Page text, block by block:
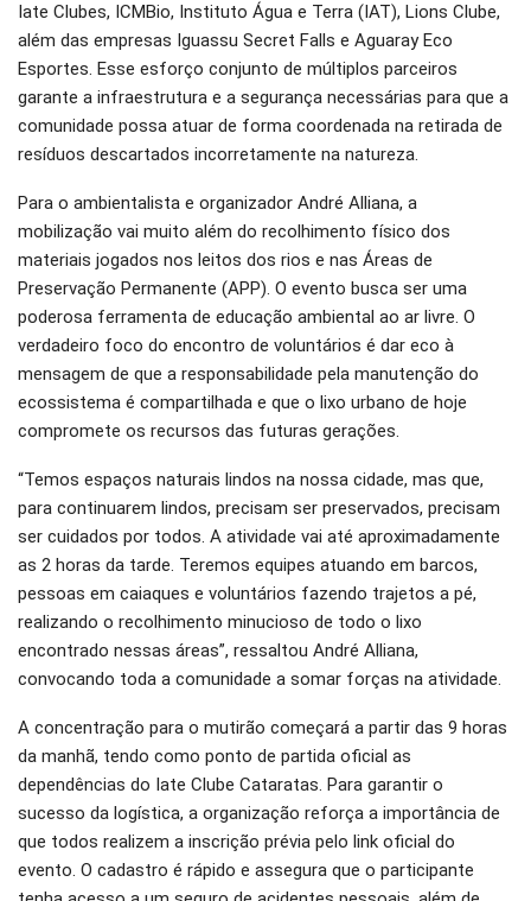
Iate Clubes, ICMBio, Instituto Água e Terra (IAT), Lions Clube,
além das empresas Iguassu Secret Falls e Aguaray Eco
Esportes. Esse esforço conjunto de múltiplos parceiros
garante a infraestrutura e a segurança necessárias para que a
comunidade possa atuar de forma coordenada na retirada de
resíduos descartados incorretamente na natureza.
Para o ambientalista e organizador André Alliana, a
mobilização vai muito além do recolhimento físico dos
materiais jogados nos leitos dos rios e nas Áreas de
Preservação Permanente (APP). O evento busca ser uma
poderosa ferramenta de educação ambiental ao ar livre. O
verdadeiro foco do encontro de voluntários é dar eco à
mensagem de que a responsabilidade pela manutenção do
ecossistema é compartilhada e que o lixo urbano de hoje
compromete os recursos das futuras gerações.
“Temos espaços naturais lindos na nossa cidade, mas que,
para continuarem lindos, precisam ser preservados, precisam
ser cuidados por todos. A atividade vai até aproximadamente
as 2 horas da tarde. Teremos equipes atuando em barcos,
pessoas em caiaques e voluntários fazendo trajetos a pé,
realizando o recolhimento minucioso de todo o lixo
encontrado nessas áreas”, ressaltou André Alliana,
convocando toda a comunidade a somar forças na atividade.
A concentração para o mutirão começará a partir das 9 horas
da manhã, tendo como ponto de partida oficial as
dependências do Iate Clube Cataratas. Para garantir o
sucesso da logística, a organização reforça a importância de
que todos realizem a inscrição prévia pelo link oficial do
evento. O cadastro é rápido e assegura que o participante